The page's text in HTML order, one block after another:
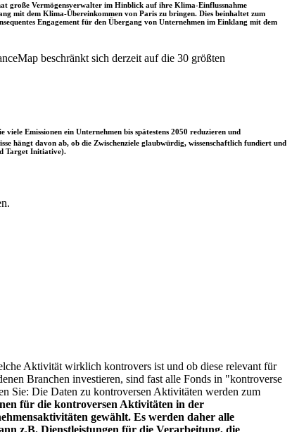
große Vermögensverwalter im Hinblick auf ihre Klima-Einflussnahme
mit dem Klima-Übereinkommen von Paris zu bringen. Dies beinhaltet zum
Engagement für den Übergang von Unternehmen im Einklang mit dem
beschränkt sich derzeit auf die 30 größten
Emissionen ein Unternehmen bis spätestens 2050 reduzieren und
hängt davon ab, ob die Zwischenziele glaubwürdig, wissenschaftlich fundiert und
Target Initiative).
Aktivität wirklich kontrovers ist und ob diese relevant für
Branchen investieren, sind fast alle Fonds in "kontroverse
Sie: Die Daten zu kontroversen Aktivitäten werden zum
für die kontroversen Aktivitäten in der
gewählt. Es werden daher alle
z.B. Dienstleistungen für die Verarbeitung, die